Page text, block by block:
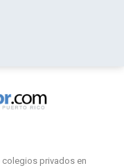
colegios privados en